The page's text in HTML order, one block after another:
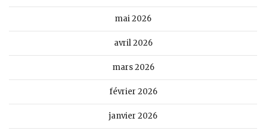
mai 2026
avril 2026
mars 2026
février 2026
janvier 2026